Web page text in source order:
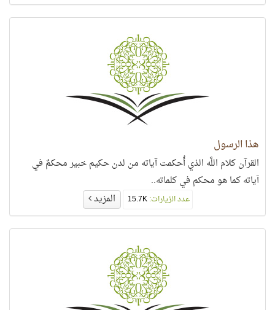
هذا الرسول
القرآن كلام اللَّه الذي أُحكمت آياته من لدن حكيم خبير محكمٌ في
آياته كما هو محكم في كلماته..
عدد الزيارات:15.7K المزيد